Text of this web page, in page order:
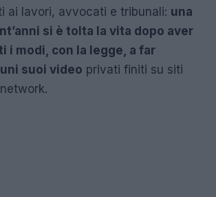
ai lavori, avvocati e tribunali: una
si è tolta la vita dopo aver
i modi, con la legge, a far
suoi video privati finiti su siti